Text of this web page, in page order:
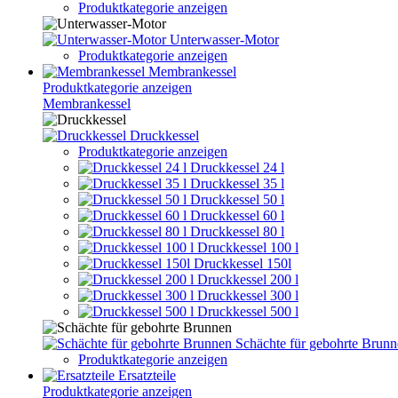
Produktkategorie anzeigen
Unterwasser-Motor
Produktkategorie anzeigen
Membrankessel
Produktkategorie anzeigen
Membrankessel
Druckkessel
Produktkategorie anzeigen
Druckkessel 24 l
Druckkessel 35 l
Druckkessel 50 l
Druckkessel 60 l
Druckkessel 80 l
Druckkessel 100 l
Druckkessel 150l
Druckkessel 200 l
Druckkessel 300 l
Druckkessel 500 l
Schächte für gebohrte
Produktkategorie anzeigen
Ersatzteile
Produktkategorie anzeigen